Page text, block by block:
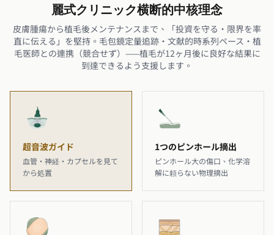
麗式クリニック横断的中核理念
皮膚腫瘍から植毛後メンテナンスまで、「投資を守る・限界を率
直に伝える」を堅持。毛包鏡定量追跡・文献的時系列ペース・植
毛医師との連携（競合せず）——植毛が12ヶ月後に良好な結果に
到達できるよう支援します。
超音波ガイド
血管・神経・カプセルを見て
から処置
1つのピンホール摘出
ピンホール大の傷口、化学溶
解に頼らない物理摘出